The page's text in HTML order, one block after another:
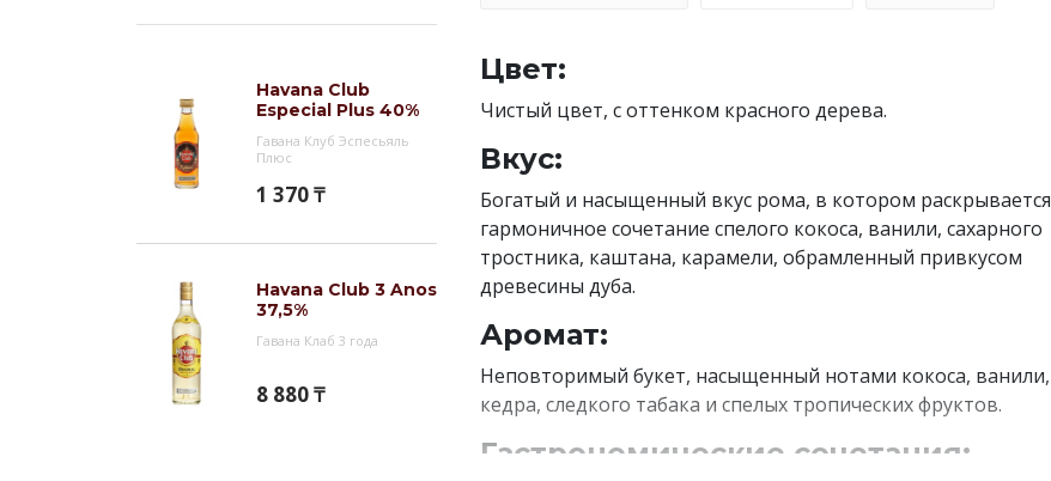
Havana Club
Especial Plus 40%
Гавана Клуб Эспесьяль
Плюс
1 370 ₸
Havana Club 3 Anos
37,5%
Гавана Клаб 3 года
8 880 ₸
Цвет:
Чистый цвет, с оттенком красного дерева.
Вкус:
Богатый и насыщенный вкус рома, в котором раскрывается
гармоничное сочетание спелого кокоса, ванили, сахарного
тростника, каштана, карамели, обрамленный привкусом
древесины дуба.
Аромат:
Неповторимый букет, насыщенный нотами кокоса, ванили,
кедра, следкого табака и спелых тропических фруктов.
Гастрономические сочетания: